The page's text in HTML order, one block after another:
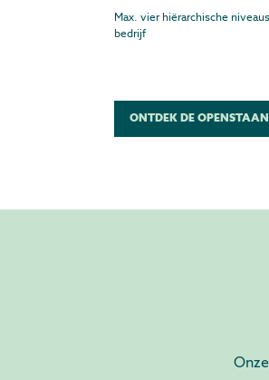
Max. vier hiërarchische
bedrijf
ONTDEK DE